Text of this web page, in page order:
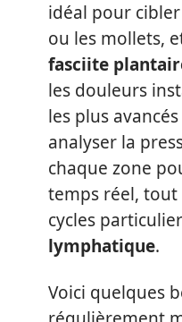
idéal pour
ou les mollets,
fasciite
les douleurs
les plus
analyser la
chaque zone
temps réel,
cycles
lymphatique.
Voici quelques